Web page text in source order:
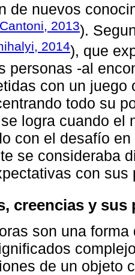
de nuevos
2013).
2014), que
personas -al
con un juego
todo su
logra cuando el
con el desafío
se consideraba
con sus
creencias y sus
son una
de un objeto